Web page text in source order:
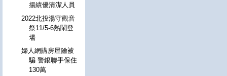
揚績優清潔人員
2022北投湯守觀音
祭11/5-6熱鬧登
場
婦人網購房屋險被
騙 警銀聯手保住
130萬